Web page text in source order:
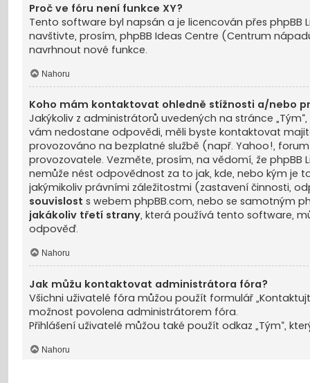
Proč ve fóru není funkce XY?
Tento software byl napsán a je licencován přes
navštivte, prosím, phpBB Ideas Centre (Centrum
navrhnout nové funkce.
Nahoru
Koho mám kontaktovat ohledně stížnosti a/nebo
Jakýkoliv z administrátorů uvedených na stránce
vám nedostane odpovědi, měli byste kontaktovat
provozováno na bezplatné službě (např. Yahoo!,
provozovatele. Vezměte, prosím, na vědomí, že
nemůže nést odpovědnost za to jak, kde, nebo kým je
jakýmikoliv právními záležitostmi (zastavení činnosti,
souvislost s webem phpBB.com, nebo se samotným
jakákoliv třetí strany, která používá tento software,
odpověď.
Nahoru
Jak můžu kontaktovat administrátora fóra?
Všichni uživatelé fóra můžou použít formulář
možnost povolena administrátorem fóra.
Přihlášení uživatelé můžou také použít odkaz „Tým“,
Nahoru